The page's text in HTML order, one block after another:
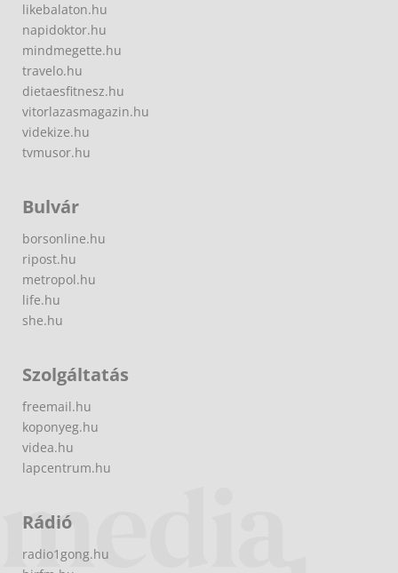
likebalaton.hu
napidoktor.hu
mindmegette.hu
travelo.hu
dietaesfitnesz.hu
vitorlazasmagazin.hu
videkize.hu
tvmusor.hu
Bulvár
borsonline.hu
ripost.hu
metropol.hu
life.hu
she.hu
Szolgáltatás
freemail.hu
koponyeg.hu
videa.hu
lapcentrum.hu
Rádió
radio1gong.hu